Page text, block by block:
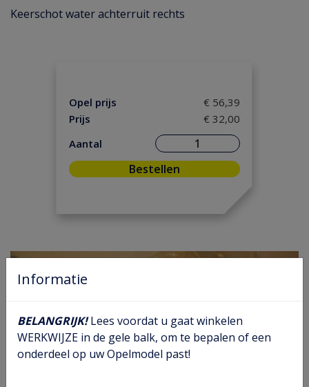
Gebruikt(5)
Motorpakking/ Keerring
Ontsteking
Versnelling/ Aandrijving(12)
Remmen/ Wielen(31)
Keerschot water achterruit rechts
Opel prijs
€ 56,39
Prijs
€ 32,00
Aantal
Bestellen
Informatie
BELANGRIJK!Lees voordat u gaat winkelen
WERKWIJZE in de gele balk, om te bepalen of een
onderdeel op uw Opelmodel past!